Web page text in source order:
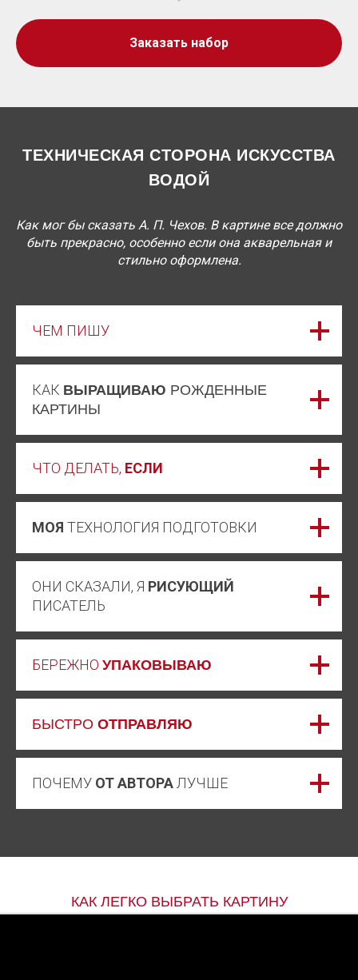
Заказать набор
ТЕХНИЧЕСКАЯ СТОРОНА ИСКУССТВА
ВОДОЙ
Как мог бы сказать А. П. Чехов. В картине все должно
быть прекрасно, особенно если она акварельная и
стильно оформлена.
ЧЕМ ПИШУ
КАК ВЫРАЩИВАЮ РОЖДЕННЫЕ
КАРТИНЫ
ЧТО ДЕЛАТЬ, ЕСЛИ
МОЯ ТЕХНОЛОГИЯ ПОДГОТОВКИ
ОНИ СКАЗАЛИ, Я РИСУЮЩИЙ
ПИСАТЕЛЬ
БЕРЕЖНО УПАКОВЫВАЮ
БЫСТРО ОТПРАВЛЯЮ
ПОЧЕМУ ОТ АВТОРА ЛУЧШЕ
КАК ЛЕГКО ВЫБРАТЬ КАРТИНУ